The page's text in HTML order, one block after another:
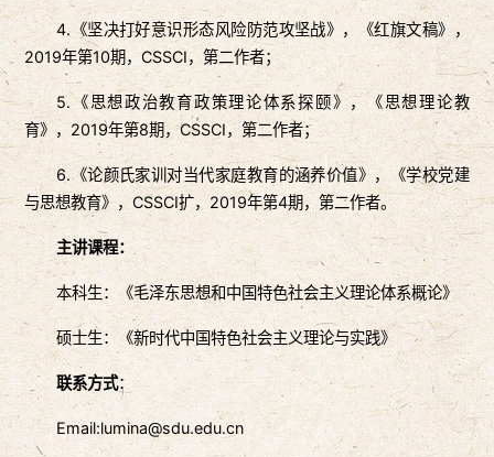
4.《坚决打好意识形态风险防范攻坚战》，《红旗文稿》，
2019年第10期，CSSCI，第二作者；
5.《思想政治教育政策理论体系探颐》，《思想理论教
育》，2019年第8期，CSSCI，第二作者；
6.《论颜氏家训对当代家庭教育的涵养价值》，《学校党建
与思想教育》，CSSCI扩，2019年第4期，第二作者。
主讲课程：
本科生：《毛泽东思想和中国特色社会主义理论体系概论》
硕士生：《新时代中国特色社会主义理论与实践》
联系方式：
Email:lumina@sdu.edu.cn